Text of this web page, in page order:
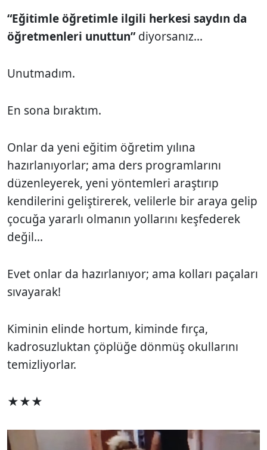
“Eğitimle öğretimle ilgili herkesi saydın da
öğretmenleri unuttun”diyorsanız...
Unutmadım.
En sona bıraktım.
Onlar da yeni eğitim öğretim yılına
hazırlanıyorlar; ama ders programlarını
düzenleyerek, yeni yöntemleri araştırıp
kendilerini geliştirerek, velilerle bir araya gelip
çocuğa yararlı olmanın yollarını keşfederek
değil...
Evet onlar da hazırlanıyor; ama kolları paçaları
sıvayarak!
Kiminin elinde hortum, kiminde fırça,
kadrosuzluktan çöplüğe dönmüş okullarını
temizliyorlar.
★★★